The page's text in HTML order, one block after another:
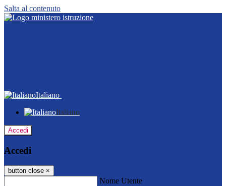
Salta al contenuto
Italiano
Italiano
Accedi
Accedi
button close ×
Nome Utente